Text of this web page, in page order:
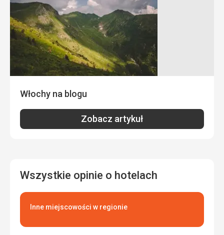
można jeszcze zrelaksować się w saunie lub basenie.
Sport
Myślę, że każdy wybierze to, co mu odpowiada. Super
narciarstwo. Tylko wyciąg „trójka” zasługiwałby na
odnowienie - bardzo zimny i jedzie powoli.
Ta recenzja została automatycznie przetłumaczona za
Włochy na blogu
Zobacz artykuł
Wszystkie opinie o hotelach
Inne miejscowości w regionie